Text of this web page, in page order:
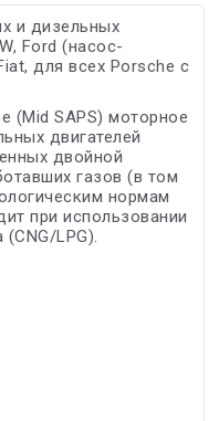
и дизельных
Ford (насос-
для всех Porsche с
(Mid SAPS) моторное
двигателей
двойной
газов (в том
нормам
при использовании
LPG).